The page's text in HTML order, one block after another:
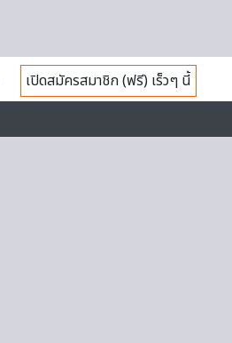
เปิดสมัครสมาชิก (ฟรี) เร็วๆ นี้